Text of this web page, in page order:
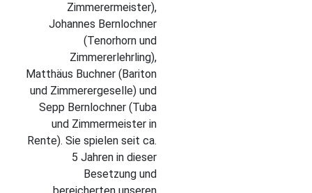
Zimmerermeister),
Johannes Bernlochner
(Tenorhorn und
Zimmererlehrling),
Matthäus Buchner (Bariton
und Zimmerergeselle) und
Sepp Bernlochner (Tuba
und Zimmermeister in
Rente). Sie spielen seit ca.
5 Jahren in dieser
Besetzung und